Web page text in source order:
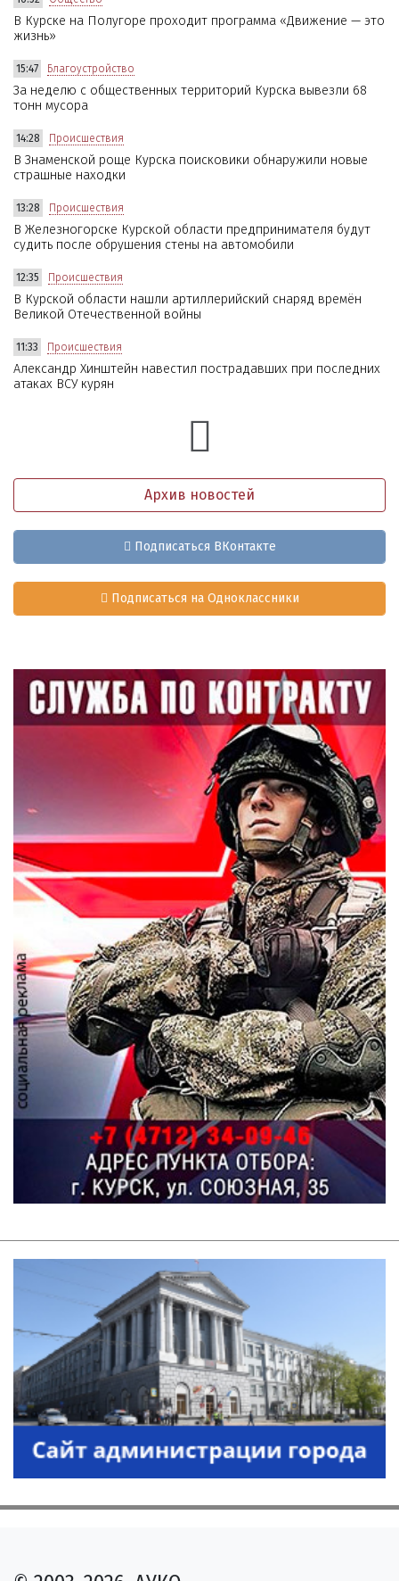
В Курске на Полугоре проходит программа «Движение — это
жизнь»
15:47 Благоустройство
За неделю с общественных территорий Курска вывезли 68
тонн мусора
14:28 Происшествия
В Знаменской роще Курска поисковики обнаружили новые
страшные находки
13:28 Происшествия
В Железногорске Курской области предпринимателя будут
судить после обрушения стены на автомобили
12:35 Происшествия
В Курской области нашли артиллерийский снаряд времён
Великой Отечественной войны
11:33 Происшествия
Александр Хинштейн навестил пострадавших при последних
атаках ВСУ курян
Архив новостей
Подписаться ВКонтакте
Подписаться на Одноклассники